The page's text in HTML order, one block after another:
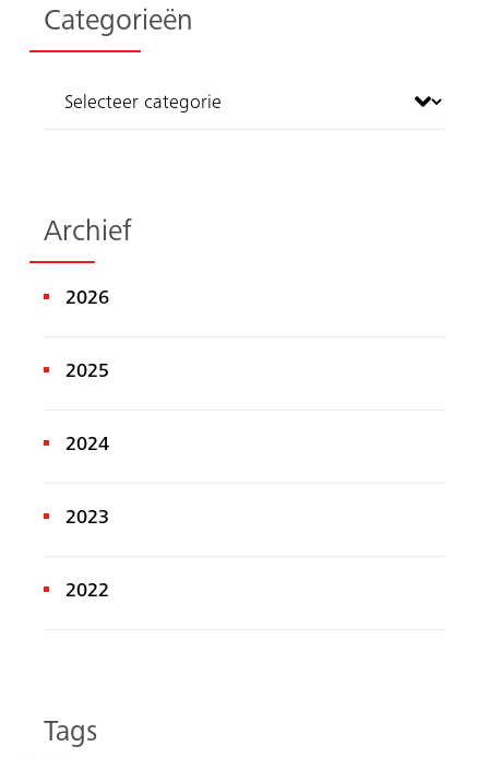
Categorieën
Archief
2026
2025
2024
2023
2022
Tags